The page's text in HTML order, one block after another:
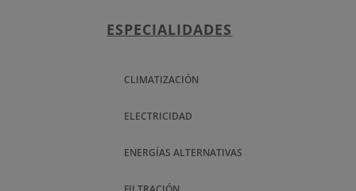
ESPECIALIDADES
CLIMATIZACIÓN
ELECTRICIDAD
ENERGÍAS ALTERNATIVAS